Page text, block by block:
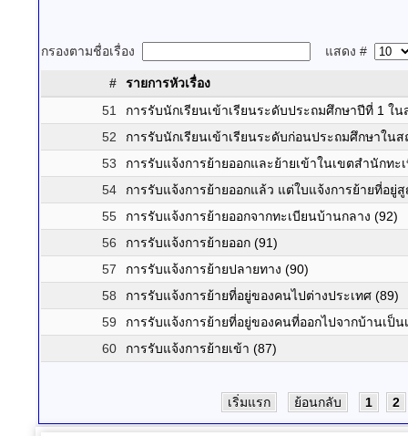
กรองตามชื่อเรื่อง แสดง #
#
รายการหัวเรื่อง
51
การรับนักเรียนเข้าเรียนระดับประถมศึกษาปีที่ 1 ใ
52
การรับนักเรียนเข้าเรียนระดับก่อนประถมศึกษาใน
53
การรับแจ้งการย้ายออกและย้ายเข้าในเขตสำนักทะ
54
การรับแจ้งการย้ายออกแล้ว แต่ใบแจ้งการย้ายที่อ
55
การรับแจ้งการย้ายออกจากทะเบียนบ้านกลาง (92)
56
การรับแจ้งการย้ายออก (91)
57
การรับแจ้งการย้ายปลายทาง (90)
58
การรับแจ้งการย้ายที่อยู่ของคนไปต่างประเทศ (89)
59
การรับแจ้งการย้ายที่อยู่ของคนที่ออกไปจากบ้านเป็
60
การรับแจ้งการย้ายเข้า (87)
เริ่มแรก ย้อนกลับ 1 2